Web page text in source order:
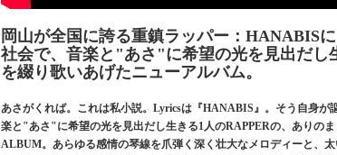
岡山が全国に誇る重鎮ラッパー：HANABIS
社会で、音楽と"あさ"に希望の光を見出だし
を綴り歌いあげたニューアルバム。
あさがくれば。これは私小説。Lyricsは『HANABIS』。そう自身が
楽と"あさ"に希望の光を見出だし生きる1人のRAPPERの、ありの
ALBUM。あらゆる感情の琴線を爪弾く深く壮大なメロディーと、